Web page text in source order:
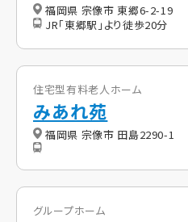
福岡県 宗像市 東郷6-2-19
JR「東郷駅」より徒歩20分
住宅型有料老人ホーム
みあれ苑
福岡県 宗像市 田島2290-1
グループホーム